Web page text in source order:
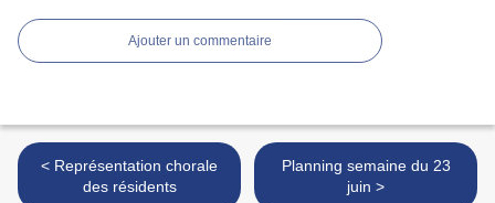
Ajouter un commentaire
< Représentation chorale
des résidents
Planning semaine du 23
juin >